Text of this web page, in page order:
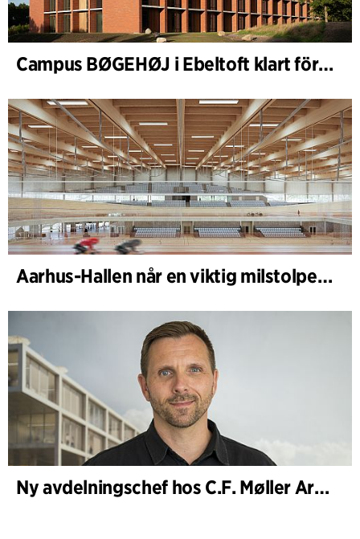
Campus BØGEHØJ i Ebeltoft klart för invigning: Unik träbyggnad färdigställd
Aarhus-Hallen når en viktig milstolpe i den pågående skissprocessen
Ny avdelningschef hos C.F. Møller Architects i Köpenhamn